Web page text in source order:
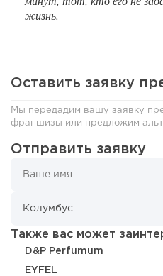
модели производства...
жизнь.
Оставить заявку
Мы передадим вашу заявку
франшизы или предложим
Отправить заявку
Также вас может
D&P Perfumum
EYFEL